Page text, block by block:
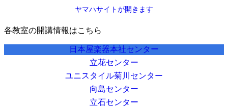
ヤマハサイトが開きます
各教室の開講情報はこちら
日本屋楽器本社センター
立花センター
ユニスタイル菊川センター
向島センター
立石センター